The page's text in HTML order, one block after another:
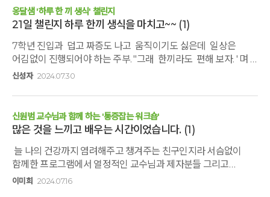
아니라 아이와 함께 해야하는 줄넘기!. 잘 해내고자 하는 욕심도
생기고, 실패 할때마다 누가 잘했다 잘못했다가 아니라 그냥
웃으며 다시 해보는 모습에서 재미도 있었다. 줄넘기가 뭐라고
생각했다가 사는게 뭐라고 라는 생각까지 미치게 되었다. 줄 한번
넘는 것…’나는 잘 넘었으니 너도 좀 잘 해봐라가 아니라 우리 같이
넘어야 하니 아빠가 잘 넘을 수 있도록 도와줄게. 잘 못하면 또
그러면 더 신나게 넘을 수 있네.’ 이런 마음이었다. 아이와 함께
살아가는 것도 '함께 넘는 줄넘기'와 마찬가지 아닌가
싶었다. 훨씬 가벼운 마음으로 아침부터 신나게 운동을 하고
운동회도 하고 데이트 미션으로 추억도 만들고 둘째날은 아이와
재미로 가득한 시간으로 흘러갔다. 이렇게 캠프가 끝나갈 시점에
세족식을 갖게 되었다. 아이의 발을 만져본적이 언제였던가
진짜 찐이다!
옹달샘 '하루 한 끼 생식' 챌린지
21일 챌린지 하루 한끼 생식을 마치고~~ (1)
​7학년 진입과 덥고 짜증도 나고 움직이기도 싫은데 일상은
어김없이 진행되어야 하는 주부. "그래 한끼라도 편해 보자. ' 며
선택한 챌린지.인증에 익숙하지 않아 인증은 올리지 않았지만
수록 속도 편하고 변도 좋고~~몸도 마음도 살려 활기찬 노년을
지속하려면역시 옹달샘의 사랑은 게속 누려야겠다는 맘으로
생식 첼린지를 계속하고 스테이도 가야겠어요...감사합니다.
사랑합니다.
신성자 2024.07.30
신원범 교수님과 함께 하는 '통증잡는 워크숍'
많은 것을 느끼고 배우는 시간이었습니다. (1)
늘 나의 건강까지 염려해주고 챙겨주는 친구인지라 서슴없이
함께한 프로그램에서 열정적인 교수님과 제자분들 그리고
숲속에서의 1박2일이 아쉬울 정도로 내 몸을 돌보고 지킬 수 있는
이미희 2024.07.16